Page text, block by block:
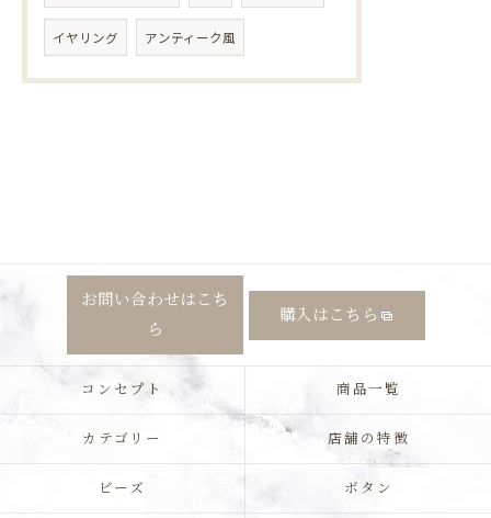
イヤリング アンティーク風
お問い合わせはこち
ら
購入はこちら
コンセプト 商品一覧
カテゴリー 店舗の特徴
ビーズ ボタン